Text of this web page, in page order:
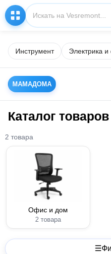
Инструмент Электрика и
МАМАДОМА
Каталог
2 товара
Офис и дом
2 товара
☰